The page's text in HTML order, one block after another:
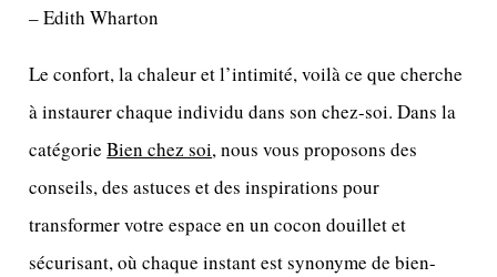
– Edith Wharton
Le confort, la chaleur et l’intimité, voilà ce que cherche
à instaurer chaque individu dans son chez-soi. Dans la
catégorieBien chez soi, nous vous proposons des
conseils, des astuces et des inspirations pour
transformer votre espace en un cocon douillet et
sécurisant, où chaque instant est synonyme de bien-